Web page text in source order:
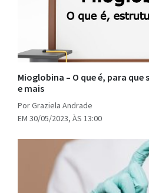
Mioglobina – O que é, para
e mais
Por Graziela Andrade
EM 30/05/2023, ÀS 13:00